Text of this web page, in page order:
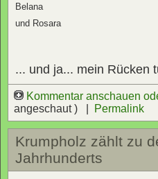
Belana
und Rosara
... und ja... mein Rücken
Kommentar anschauen
angeschaut ) |
Permalink
Krumpholz zählt zu
Jahrhunderts